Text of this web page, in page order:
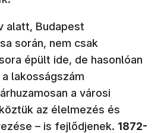
alatt, Budapest
során, nem csak
épült ide, de hasonlóan
lakosságszám
a városi
az élelmezés és
– is fejlődjenek. 1872-